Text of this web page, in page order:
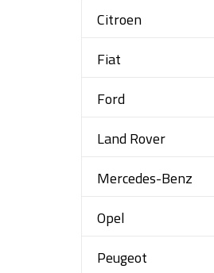
Citroen
Fiat
Ford
Land Rover
Mercedes-Benz
Opel
Peugeot